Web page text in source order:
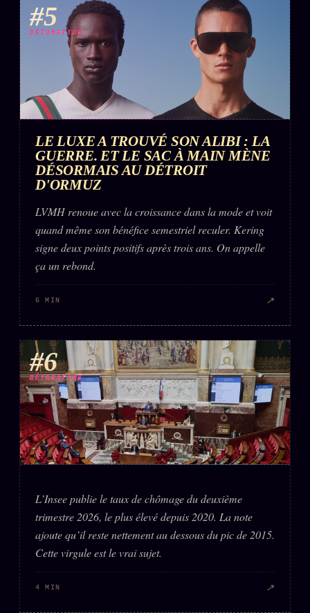
#5
DÉTONATION
LE LUXE A TROUVÉ SON ALIBI : LA
GUERRE. ET LE SAC À MAIN MÈNE
DÉSORMAIS AU DÉTROIT
D'ORMUZ
LVMH renoue avec la croissance dans la mode et voit
quand même son bénéfice semestriel reculer. Kering
signe deux points positifs après trois ans. On appelle
ça un rebond.
6 MIN ↗
#6
DÉTONATION
L’Insee publie le taux de chômage du deuxième
trimestre 2026, le plus élevé depuis 2020. La note
ajoute qu’il reste nettement au dessous du pic de 2015.
Cette virgule est le vrai sujet.
4 MIN ↗